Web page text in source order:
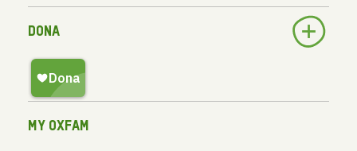
Dona
My Oxfam